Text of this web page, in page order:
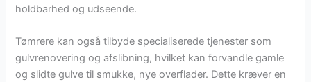
holdbarhed og udseende.
Tømrere kan også tilbyde specialiserede tjenester som
gulvrenovering og afslibning, hvilket kan forvandle gamle
og slidte gulve til smukke, nye overflader. Dette kræver en